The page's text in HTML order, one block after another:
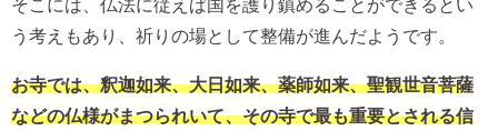
そこには、仏法に従えば国を護り鎮めることができるとい
う考えもあり、祈りの場として整備が進んだようです。
お寺では、釈迦如来、大日如来、薬師如来、聖観世音菩薩
などの仏様がまつられいて、その寺で最も重要とされる信